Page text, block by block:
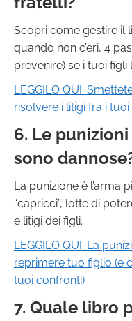
Scopri come gestire il
quando non c’eri, 4
prevenire) se i tuoi figli
LEGGILO QUI:
risolvere i litigi fra i tuoi
6. Le
sono
La punizione è l’arma
“capricci”, lotte di
e litigi dei figli.
LEGGILO QUI: La
reprimere tuo figlio (e
tuoi confronti)
7. Quale libro